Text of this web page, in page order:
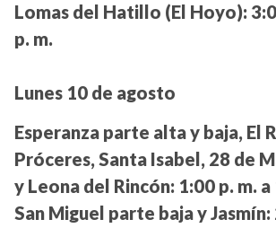
Lomas del Hatillo (El Hoyo):
p. m.
Lunes 10 de agosto
Esperanza parte alta y baja, El
Próceres, Santa Isabel, 28 de
y Leona del Rincón: 1:00 p. m. a
San Miguel parte baja y Jasmín: